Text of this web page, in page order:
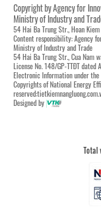
Copyright by Agency for
Ministry of Industry and
54 Hai Ba Trung Str., Hoan
Content responsibility: Agency
Ministry of Industry and Trade
54 Hai Ba Trung Str., Cua Nam
License No. 148/GP-TTĐT
Electronic Information under
Copyrights of National Energy
Designed by
Total